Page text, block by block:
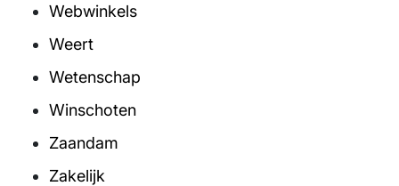
Webwinkels
Weert
Wetenschap
Winschoten
Zaandam
Zakelijk